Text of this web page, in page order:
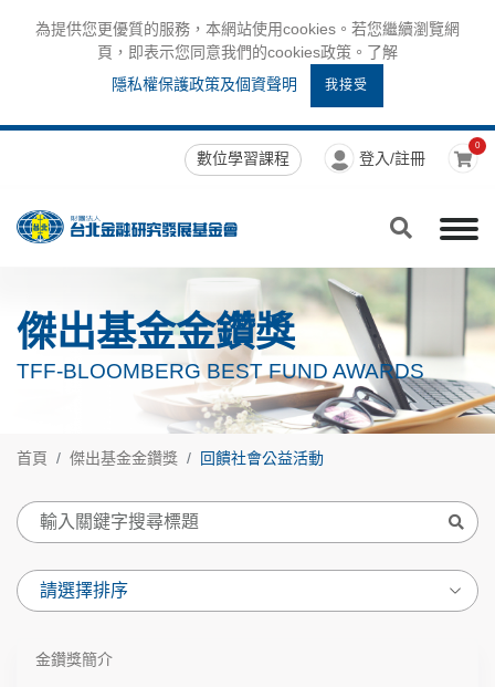
為提供您更優質的服務，本網站使用cookies。若您繼續瀏覽網
頁，即表示您同意我們的cookies政策。了解
隱私權保護政策及個資聲明
我接受
數位學習課程 登入/註冊
0
傑出基金金鑽獎
TFF-BLOOMBERG BEST FUND AWARDS
首頁 傑出基金金鑽獎 回饋社會公益活動
金鑽獎簡介